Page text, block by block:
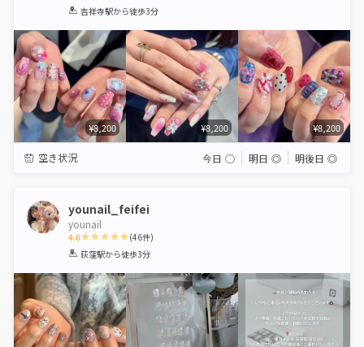
1 2 3 4 5
吉祥寺駅から徒歩3分
¥8,200 ¥8,200 ¥8,200
空き状況 今日 ◯ 明日 ◎ 明後日 ◎
younail_feifei
younail
4.6
1 2 3 4 5
(46件)
荻窪駅から徒歩3分